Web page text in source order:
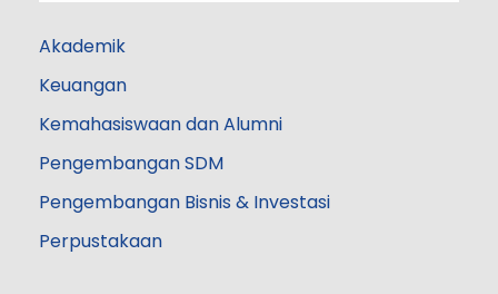
Akademik
Keuangan
Kemahasiswaan dan Alumni
Pengembangan SDM
Pengembangan Bisnis & Investasi
Perpustakaan